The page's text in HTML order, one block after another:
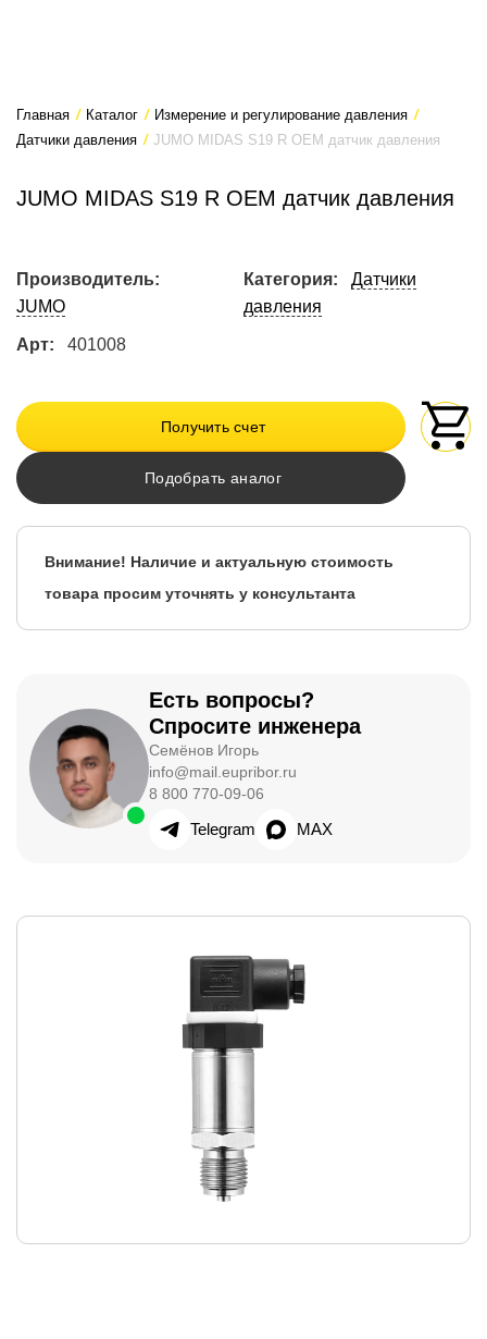
Главная / Каталог / Измерение и регулирование давления /
Датчики давления / JUMO MIDAS S19 R OEM датчик давления
JUMO MIDAS S19 R OEM датчик давления
Производитель:
JUMO
Категория:
Датчики
давления
Арт: 401008
Получить счет
Подобрать аналог
Внимание! Наличие и актуальную стоимость
товара просим уточнять у консультанта
Есть вопросы?
Спросите инженера
Семёнов Игорь
info@mail.eupribor.ru
8 800 770-09-06
Telegram MAX